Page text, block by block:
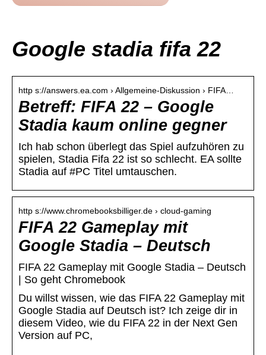
Google stadia fifa 22
http s://answers.ea.com › Allgemeine-Diskussion › FIFA…
Betreff: FIFA 22 – Google
Stadia kaum online gegner
Ich hab schon überlegt das Spiel aufzuhören zu
spielen, Stadia Fifa 22 ist so schlecht. EA sollte
Stadia auf #PC Titel umtauschen.
http s://www.chromebooksbilliger.de › cloud-gaming
FIFA 22 Gameplay mit
Google Stadia – Deutsch
FIFA 22 Gameplay mit Google Stadia – Deutsch
| So geht Chromebook
Du willst wissen, wie das FIFA 22 Gameplay mit
Google Stadia auf Deutsch ist? Ich zeige dir in
diesem Video, wie du FIFA 22 in der Next Gen
Version auf PC,